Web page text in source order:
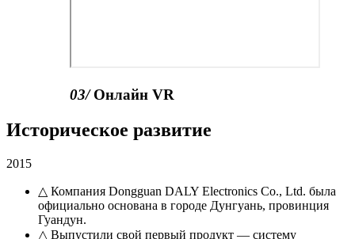
03/ Онлайн VR
Историческое развитие
2015
△ Компания Dongguan DALY Electronics Co., Ltd. была
официально основана в городе Дунгуань, провинция
Гуандун.
△ Выпустили свой первый продукт — систему